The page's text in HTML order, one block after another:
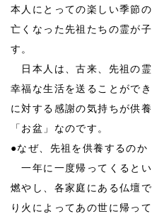
本人にとっての楽しい季節
亡くなった先祖たちの霊が
す。
日本人は、古来、先祖の
幸福な生活を送ることがで
に対する感謝の気持ちが供
「お盆」なのです。
●なぜ、先祖を供養するのか
一年に一度帰ってくると
燃やし、各家庭にある仏壇
り火によってあの世に帰っ